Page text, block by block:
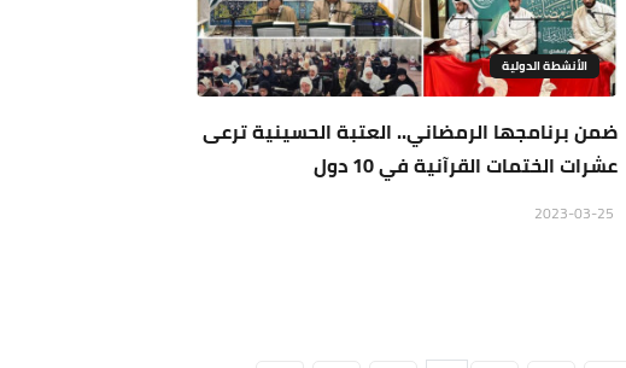
الأنشطة الدولية
ضمن برنامجها الرمضاني.. العتبة الحسينية ترعى
عشرات الختمات القرآنية في 10 دول